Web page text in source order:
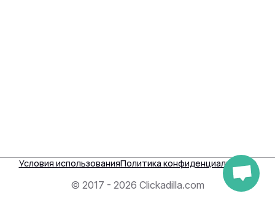
Условия использованияПолитика конфиденциальности
© 2017 - 2026 Clickadilla.com